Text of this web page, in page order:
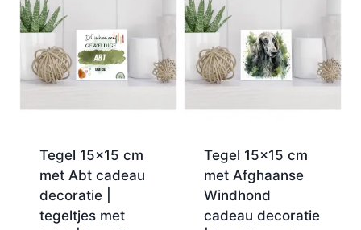
Tegel 15×15 cm
met Abt cadeau
decoratie |
tegeltjes met
Tegel 15×15 cm
met Afghaanse
Windhond
cadeau decoratie